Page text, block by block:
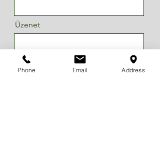
Üzenet
Phone Email Address